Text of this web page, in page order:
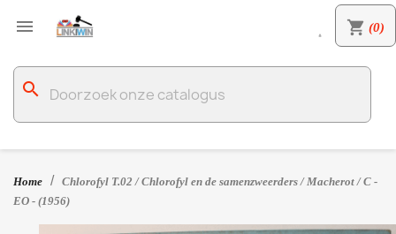
 shopping_cart (0)

search
Home
Chlorofyl T.02 / Chlorofyl en de samenzweerders / Macherot / C -
EO - (1956)